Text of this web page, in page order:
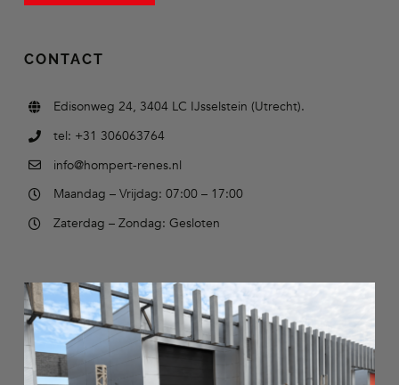
CONTACT
Edisonweg 24, 3404 LC IJsselstein (Utrecht).
tel: +31 306063764
info@hompert-renes.nl
Maandag – Vrijdag: 07:00 – 17:00
Zaterdag – Zondag: Gesloten